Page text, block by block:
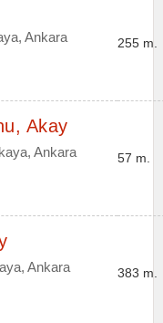
Ankara 255 m.
Akay
Ankara 57 m.
Ankara 383 m.